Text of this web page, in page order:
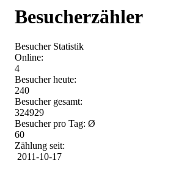
Besucherzähler
Besucher Statistik
Online:
4
Besucher heute:
240
Besucher gesamt:
324929
Besucher pro Tag: Ø
60
Zählung seit:
2011-10-17